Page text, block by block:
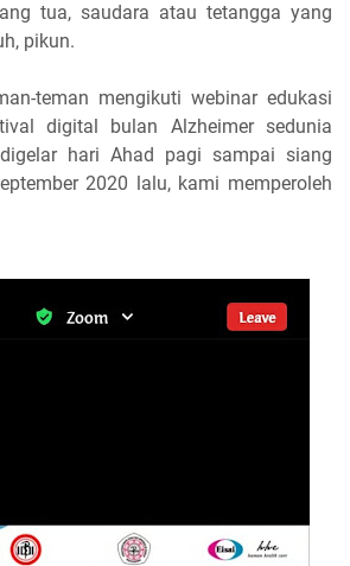
tua, saudara atau tetangga yang
pikun.
teman mengikuti webinar edukasi
digital bulan Alzheimer sedunia
hari Ahad pagi sampai siang
2020 lalu, kami memperoleh